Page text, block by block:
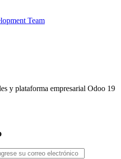
Team
y plataforma empresarial Odoo 19